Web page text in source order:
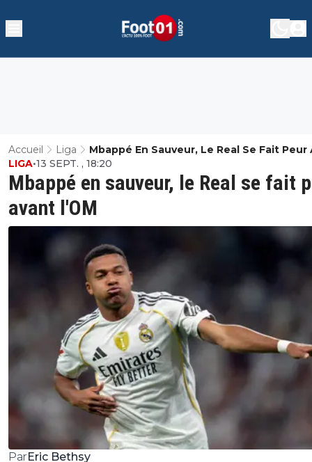
Accueil Liga
Mbappé En Sauveur, Le Real Se Fait Peur
L'OM
Mbappé en sauveur, le Real se fait
avant l'OM
LIGA•13 SEPT. , 18:20
ParEric Bethsy